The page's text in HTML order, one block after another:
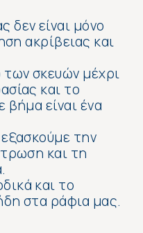
δεν είναι μόνο
ακρίβειας και
σκευών μέχρι
και το
είναι ένα
την
και τη
και το
στα ράφια μας.